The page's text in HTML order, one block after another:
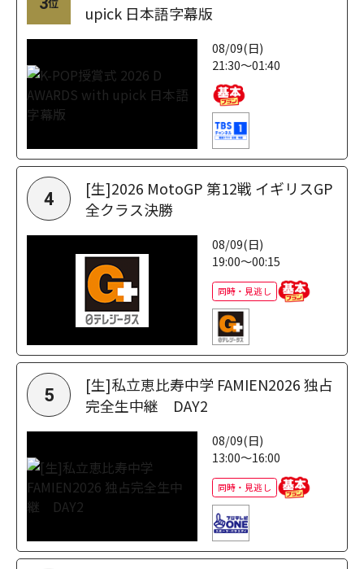
位
upick 日本語字幕版
08/09(日)
21:30～01:40
4
[生]2026 MotoGP 第12戦 イギリスGP
全クラス決勝
08/09(日)
19:00～00:15
同時・見逃し
5
[生]私立恵比寿中学 FAMIEN2026 独占
完全生中継 DAY2
08/09(日)
13:00～16:00
同時・見逃し